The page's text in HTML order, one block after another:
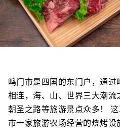
鸣门市是四国的东门户，通
相连，海、山、世界三大潮流
朝圣之路等旅游景点众多！
市一家旅游农场经营的烧烤设